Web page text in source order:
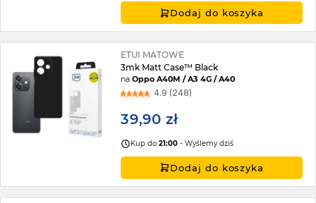
Dodaj do koszyka
ETUI MATOWE
3mk Matt Case™ Black
naOppo A40M / A3 4G / A40
4.9 (248)
39,90 zł
Kup do21:00 - Wyślemy dziś
Dodaj do koszyka